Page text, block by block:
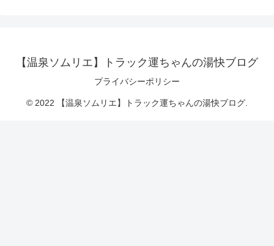
【温泉ソムリエ】トラック運ちゃんの湯快ブログ
プライバシーポリシー
© 2022 【温泉ソムリエ】トラック運ちゃんの湯快ブログ.